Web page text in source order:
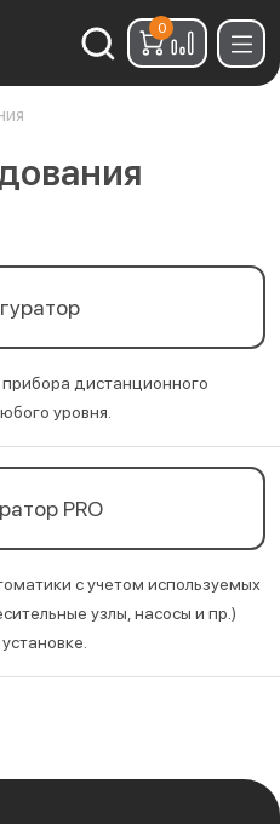
Найти:
0
дистанционного
уровня.
PRO
с учетом используемых
узлы, насосы и пр.)